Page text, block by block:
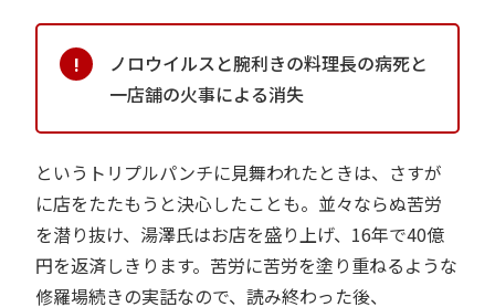
ノロウイルスと腕利きの料理長の病死と
一店舗の火事による消失
というトリプルパンチに見舞われたときは、さすが
に店をたたもうと決心したことも。並々ならぬ苦労
を潜り抜け、湯澤氏はお店を盛り上げ、16年で40億
円を返済しきります。苦労に苦労を塗り重ねるような
修羅場続きの実話なので、読み終わった後、